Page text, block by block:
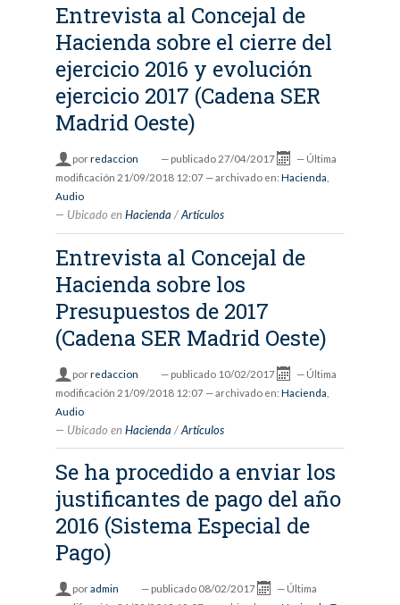
Entrevista al Concejal de
Hacienda sobre el cierre del
ejercicio 2016 y evolución
ejercicio 2017 (Cadena SER
Madrid Oeste)
porredaccion — publicado 27/04/2017 — Última
modificación 21/09/2018 12:07 — archivado en: Hacienda
Audio
Ubicado en Hacienda /Artículos
Entrevista al Concejal de
Hacienda sobre los
Presupuestos de 2017
(Cadena SER Madrid Oeste)
porredaccion — publicado 10/02/2017 — Última
modificación 21/09/2018 12:07 — archivado en: Hacienda
Audio
Ubicado en Hacienda /Artículos
Se ha procedido a enviar los
justificantes de pago del año
2016 (Sistema Especial de
Pago)
poradmin — publicado 08/02/2017 — Última